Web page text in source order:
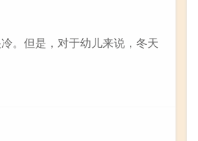
。但是，对于幼儿来说，冬天